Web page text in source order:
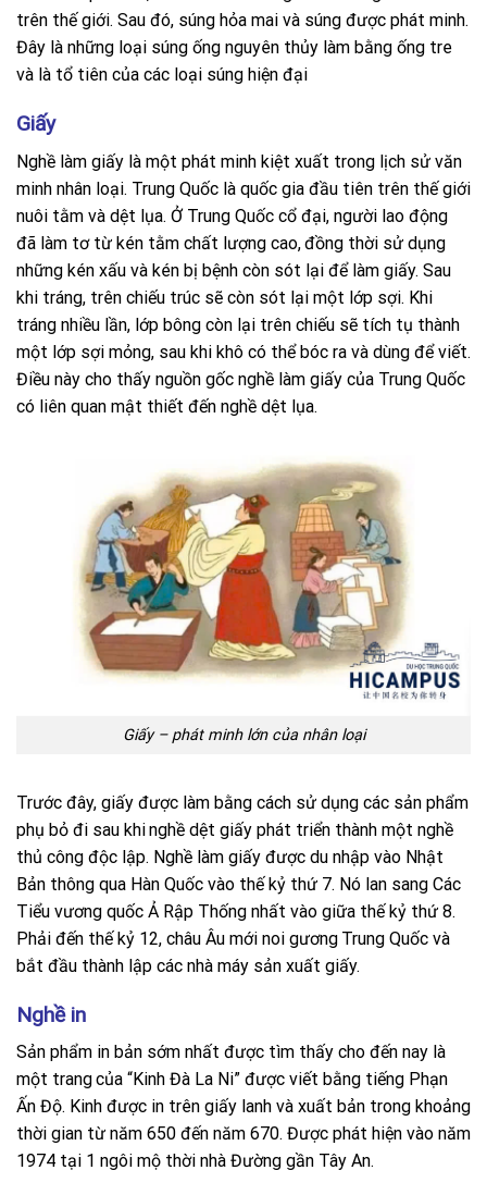
trên thế giới. Sau đó, súng hỏa mai và súng được phát minh.
Đây là những loại súng ống nguyên thủy làm bằng ống tre
và là tổ tiên của các loại súng hiện đại
Giấy
Nghề làm giấy là một phát minh kiệt xuất trong lịch sử văn
minh nhân loại. Trung Quốc là quốc gia đầu tiên trên thế giới
nuôi tằm và dệt lụa. Ở Trung Quốc cổ đại, người lao động
đã làm tơ từ kén tằm chất lượng cao,đồng thời sử dụng
những kén xấu và kén bị bệnh còn sót lại để làm giấy. Sau
khi tráng, trên chiếu trúc sẽ còn sót lại một lớp sợi. Khi
tráng nhiều lần, lớp bông còn lại trên chiếu sẽ tích tụ thành
một lớp sợi mỏng, sau khi khô có thể bóc ra và dùng để viết.
Điều này cho thấy nguồn gốc nghề làm giấy của Trung Quốc
có liên quan mật thiết đến nghề dệt lụa.
Giấy – phát minh lớn của nhân loại
Trước đây, giấy được làm bằng cách sử dụng các sản phẩm
phụ bỏ đi sau khinghề dệt giấy phát triển thành một nghề
thủ công độc lập. Nghề làm giấy được du nhập vào Nhật
Bản thông qua Hàn Quốc vào thế kỷ thứ 7. Nó lan sang Các
Tiểu vương quốc Ả Rập Thống nhất vào giữa thế kỷ thứ 8.
Phải đến thế kỷ 12, châu Âu mới noi gương Trung Quốc và
bắt đầu thành lập các nhà máy sản xuất giấy.
Nghề in
Sản phẩm in bản sớm nhất được tìm thấy cho đến nay là
một trangcủa “Kinh Đà La Ni” được viết bằng tiếng Phạn
Ấn Độ. Kinh được in trên giấy lanh và xuất bản trong khoảng
thời gian từ năm 650 đến năm 670. Được phát hiện vào năm
1974 tại 1 ngôi mộ thời nhà Đường gần Tây An.